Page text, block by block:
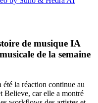
de musique IA
de la semaine
été la réaction continue au
Believe, car elle a montré